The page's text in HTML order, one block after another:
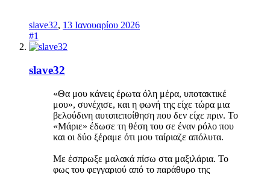
slave32, 13 Ιανουαρίου 2026
#1
slave32
«Θα μου κάνεις έρωτα όλη μέρα, υποτακτικέ
μου», συνέχισε, και η φωνή της είχε τώρα μια
βελούδινη αυτοπεποίθηση που δεν είχε πριν. Το
«Μάριε» έδωσε τη θέση του σε έναν ρόλο που
και οι δύο ξέραμε ότι μου ταίριαζε απόλυτα.
Με έσπρωξε μαλακά πίσω στα μαξιλάρια. Το
φως του φεγγαριού από το παράθυρο της